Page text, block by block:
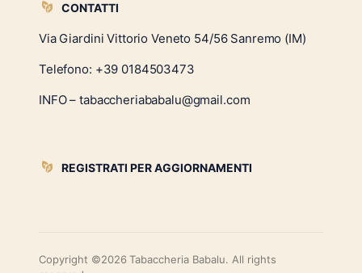
CONTATTI
Via Giardini Vittorio Veneto 54/56 Sanremo (IM)
Telefono: +39 0184503473
INFO – tabaccheriababalu@gmail.com
REGISTRATI PER AGGIORNAMENTI
Copyright ©2026 Tabaccheria Babalu. All rights